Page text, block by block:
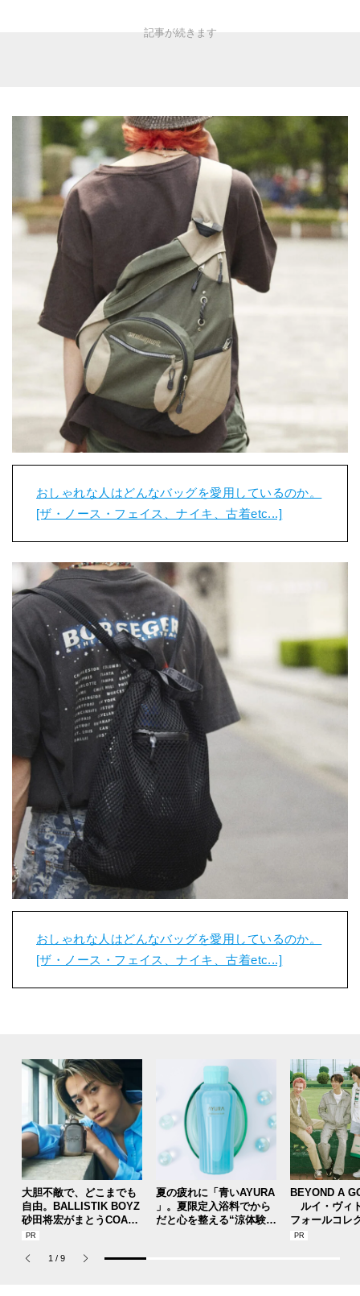
おしゃれな人はどんなバッグを愛用しているのか。
[ザ・ノース・フェイス、ナイキ、古着etc...]
おしゃれな人はどんなバッグを愛用しているのか。
[ザ・ノース・フェイス、ナイキ、古着etc...]
大胆不敵で、どこまでも
自由。BALLISTIK BOYZ
砂田将宏がまとうCOACH
の新作フレグランス「コ
パルファム」
夏の疲れに「青いAYURA
」。夏限定入浴料でから
だと心を整える“涼体験”
BEYOND A
ルイ・ヴィ
フォールコレ
描くプレッピ
1 / 9